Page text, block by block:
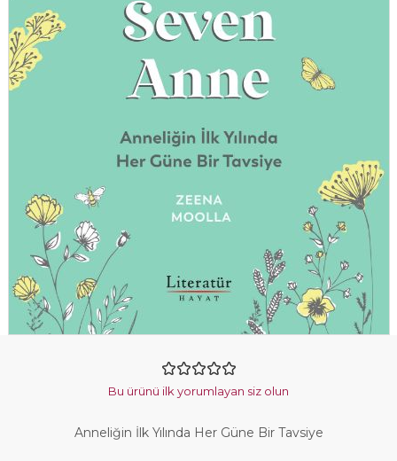
Bu ürünü ilk yorumlayan siz olun
Anneliğin İlk Yılında Her Güne Bir Tavsiye